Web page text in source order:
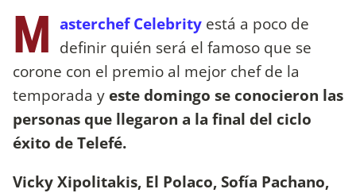
M asterchef Celebrity está a poco de
definir quién será el famoso que se
corone con el premio al mejor chef de la
temporada y este domingo se conocieron las
personas que llegaron a la final del ciclo
éxito de Telefé.
Vicky Xipolitakis, El Polaco, Sofía Pachano,